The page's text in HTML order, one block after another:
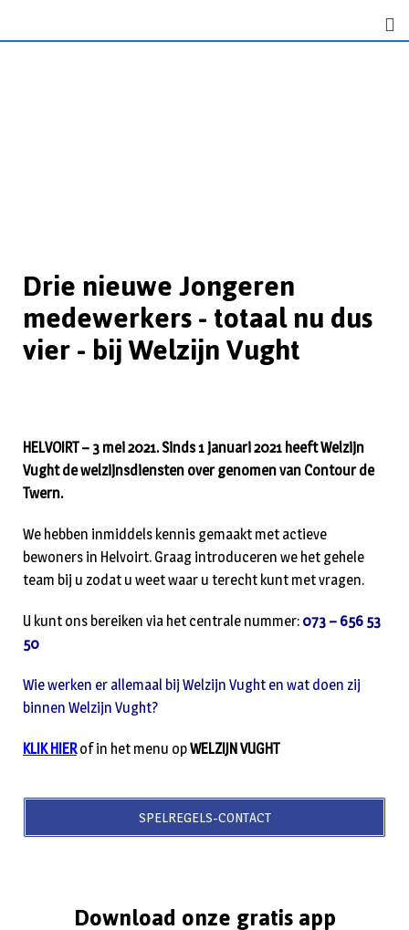
Drie nieuwe Jongeren
medewerkers - totaal nu dus
vier - bij Welzijn Vught
HELVOIRT – 3 mei 2021. Sinds 1 januari 2021 heeft Welzijn
Vught de welzijnsdiensten over genomen van Contour de
Twern.
We hebben inmiddels kennis gemaakt met actieve
bewoners in Helvoirt. Graag introduceren we het gehele
team bij u zodat u weet waar u terecht kunt met vragen.
U kunt ons bereiken via het centrale nummer: 073 – 656 53
50
Wie werken er allemaal bij Welzijn Vught en wat doen zij
binnen Welzijn Vught?
KLIK HIERof in het menu opWELZIJN VUGHT
SPELREGELS-CONTACT
Download onze gratis app